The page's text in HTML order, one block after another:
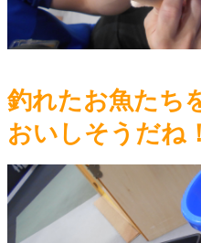
釣れたお魚たち
おいしそうだね！